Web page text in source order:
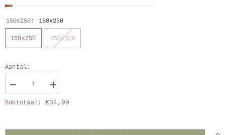
150x250: 150x250
150x250 150x300
Aantal:
aantal
van
Vergroot
aantal
van
Subtotaal: €34,99